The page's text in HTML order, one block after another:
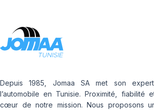
Depuis 1985, Jomaa SA met son
l’automobile en Tunisie. Proximité, fiabilité
cœur de notre mission. Nous proposons